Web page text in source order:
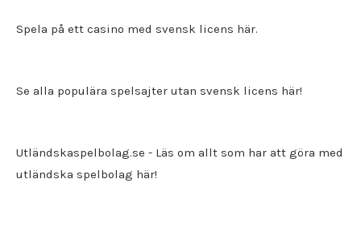
Spela på ett casino med svensk licens här.
Se alla populära spelsajter utan svensk licens här!
Utländskaspelbolag.se - Läs om allt som har att göra med
utländska spelbolag här!